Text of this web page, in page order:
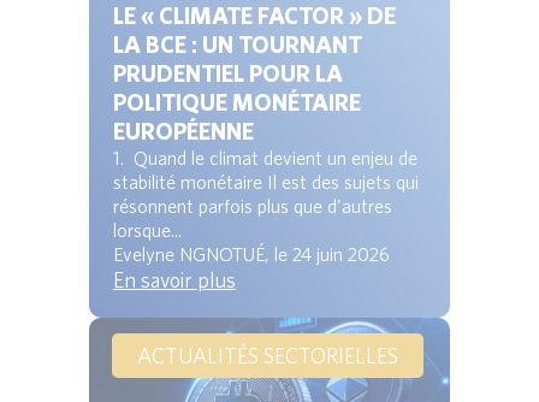
LE « CLIMATE FACTOR » DE
LA BCE : UN TOURNANT
PRUDENTIEL POUR LA
POLITIQUE MONÉTAIRE
EUROPÉENNE
1. Quand le climat devient un enjeu de
stabilité monétaire Il est des sujets qui
résonnent parfois plus que d'autres
lorsque...
Evelyne NGNOTUÉ, le 24 juin 2026
En savoir plus
ACTUALITÉS SECTORIELLES